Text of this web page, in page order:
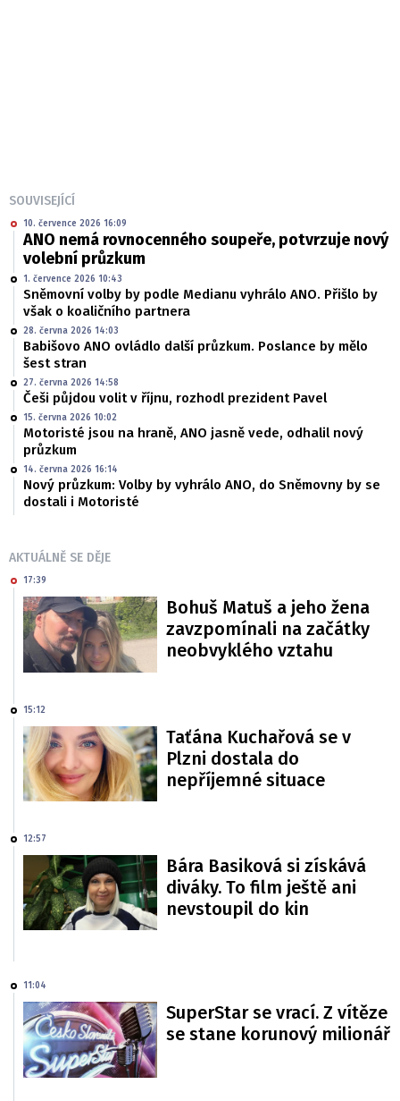
SOUVISEJÍCÍ
10. července 2026 16:09
ANO nemá rovnocenného soupeře, potvrzuje nový
volební průzkum
1. července 2026 10:43
Sněmovní volby by podle Medianu vyhrálo ANO. Přišlo by
však o koaličního partnera
28. června 2026 14:03
Babišovo ANO ovládlo další průzkum. Poslance by mělo
šest stran
27. června 2026 14:58
Češi půjdou volit v říjnu, rozhodl prezident Pavel
15. června 2026 10:02
Motoristé jsou na hraně, ANO jasně vede, odhalil nový
průzkum
14. června 2026 16:14
Nový průzkum: Volby by vyhrálo ANO, do Sněmovny by se
dostali i Motoristé
AKTUÁLNĚ SE DĚJE
17:39
Bohuš Matuš a jeho žena
zavzpomínali na začátky
neobvyklého vztahu
15:12
Taťána Kuchařová se v
Plzni dostala do
nepříjemné situace
12:57
Bára Basiková si získává
diváky. To film ještě ani
nevstoupil do kin
11:04
SuperStar se vrací. Z vítěze
se stane korunový milionář